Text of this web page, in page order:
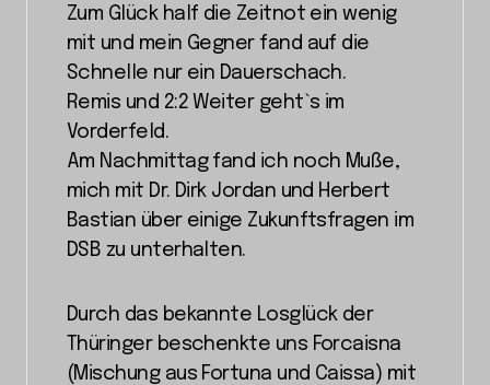
Zum Glück half die Zeitnot ein wenig
mit und mein Gegner fand auf die
Schnelle nur ein Dauerschach.
Remis und 2:2 Weiter geht`s im
Vorderfeld.
Am Nachmittag fand ich noch Muße,
mich mit Dr. Dirk Jordan und Herbert
Bastian über einige Zukunftsfragen im
DSB zu unterhalten.
Durch das bekannte Losglück der
Thüringer beschenkte uns Forcaisna
(Mischung aus Fortuna und Caissa) mit